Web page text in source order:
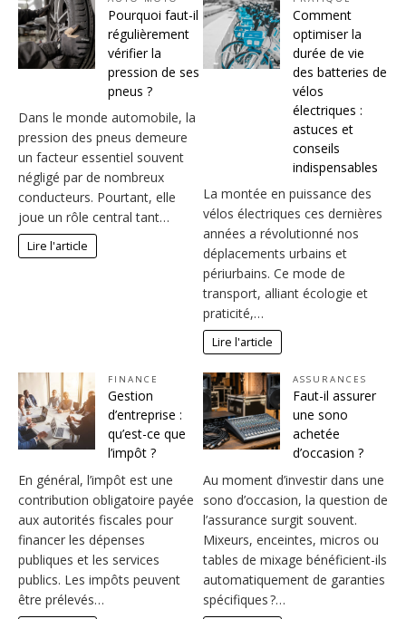
Pourquoi faut-il
régulièrement
vérifier la
pression de ses
pneus ?
Dans le monde automobile, la
pression des pneus demeure
un facteur essentiel souvent
négligé par de nombreux
conducteurs. Pourtant, elle
joue un rôle central tant…
Lire l'article
Comment
optimiser la
durée de vie
des batteries de
vélos
électriques :
astuces et
conseils
indispensables
La montée en puissance des
vélos électriques ces dernières
années a révolutionné nos
déplacements urbains et
périurbains. Ce mode de
transport, alliant écologie et
praticité,…
Lire l'article
FINANCE
Gestion
d’entreprise :
qu’est-ce que
l’impôt ?
En général, l’impôt est une
contribution obligatoire payée
aux autorités fiscales pour
financer les dépenses
publiques et les services
publics. Les impôts peuvent
être prélevés…
ASSURANCES
Faut-il assurer
une sono
achetée
d’occasion ?
Au moment d’investir dans une
sono d’occasion, la question de
l’assurance surgit souvent.
Mixeurs, enceintes, micros ou
tables de mixage bénéficient-ils
automatiquement de garanties
spécifiques ?…